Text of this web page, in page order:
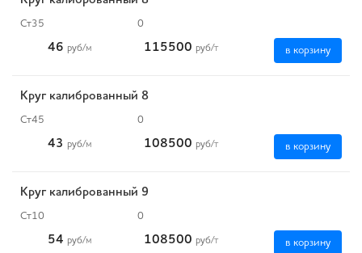
Ст35 0
46 руб/м 115500 руб/т в корзину
Круг калиброванный 8
Ст45 0
43 руб/м 108500 руб/т в корзину
Круг калиброванный 9
Ст10 0
54 руб/м 108500 руб/т в корзину